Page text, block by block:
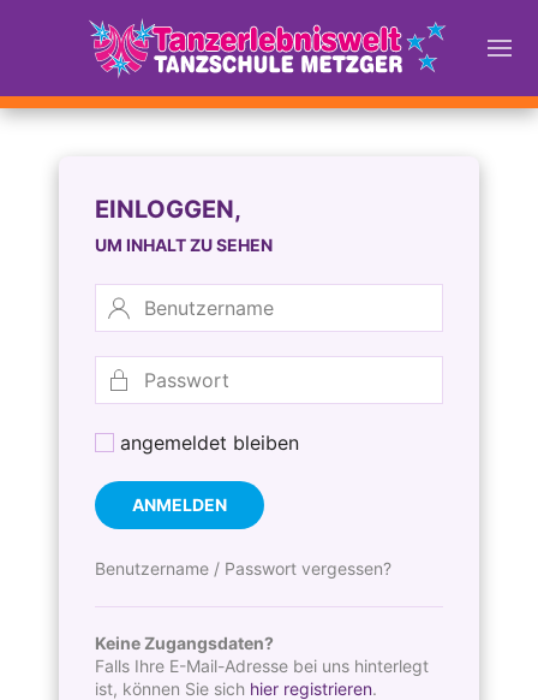
EINLOGGEN,
UM INHALT ZU SEHEN
angemeldet bleiben
ANMELDEN
Benutzername / Passwort vergessen?
Keine Zugangsdaten?
Falls Ihre E-Mail-Adresse bei uns hinterlegt
ist, können Sie sich hier registrieren.